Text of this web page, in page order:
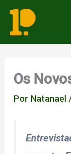
Os
Por Natanael